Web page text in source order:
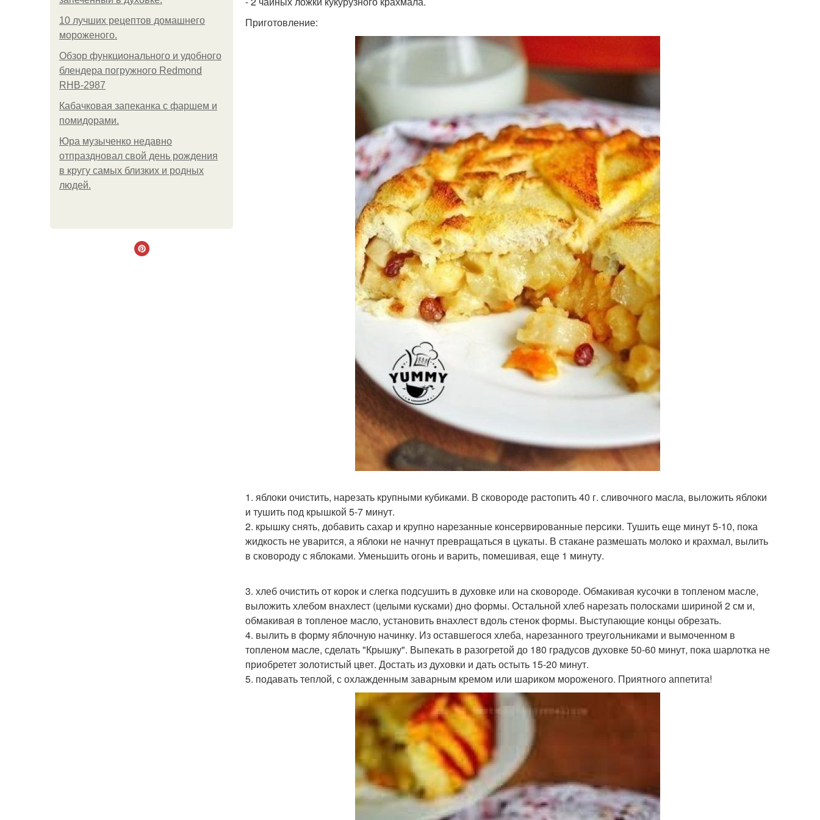
10 лучших рецептов домашнего
мороженого.
Обзор функционального и удобного
блендера погружного Redmond
RHB-2987
Кабачковая запеканка с фаршем и
помидорами.
Юра музыченко недавно
отпраздновал свой день рождения
в кругу самых близких и родных
людей.
Приготовление:
1. яблоки очистить, нарезать крупными кубиками. В сковороде растопить 40 г. сливочного масла, выложить яблоки
и тушить под крышкой 5-7 минут.
2. крышку снять, добавить сахар и крупно нарезанные консервированные персики. Тушить еще минут 5-10, пока
жидкость не уварится, а яблоки не начнут превращаться в цукаты. В стакане размешать молоко и крахмал, вылить
в сковороду с яблоками. Уменьшить огонь и варить, помешивая, еще 1 минуту.
3. хлеб очистить от корок и слегка подсушить в духовке или на сковороде. Обмакивая кусочки в топленом масле,
выложить хлебом внахлест (целыми кусками) дно формы. Остальной хлеб нарезать полосками шириной 2 см и,
обмакивая в топленое масло, установить внахлест вдоль стенок формы. Выступающие концы обрезать.
4. вылить в форму яблочную начинку. Из оставшегося хлеба, нарезанного треугольниками и вымоченном в
топленом масле, сделать "Крышку". Выпекать в разогретой до 180 градусов духовке 50-60 минут, пока шарлотка не
приобретет золотистый цвет. Достать из духовки и дать остыть 15-20 минут.
5. подавать теплой, с охлажденным заварным кремом или шариком мороженого. Приятного аппетита!